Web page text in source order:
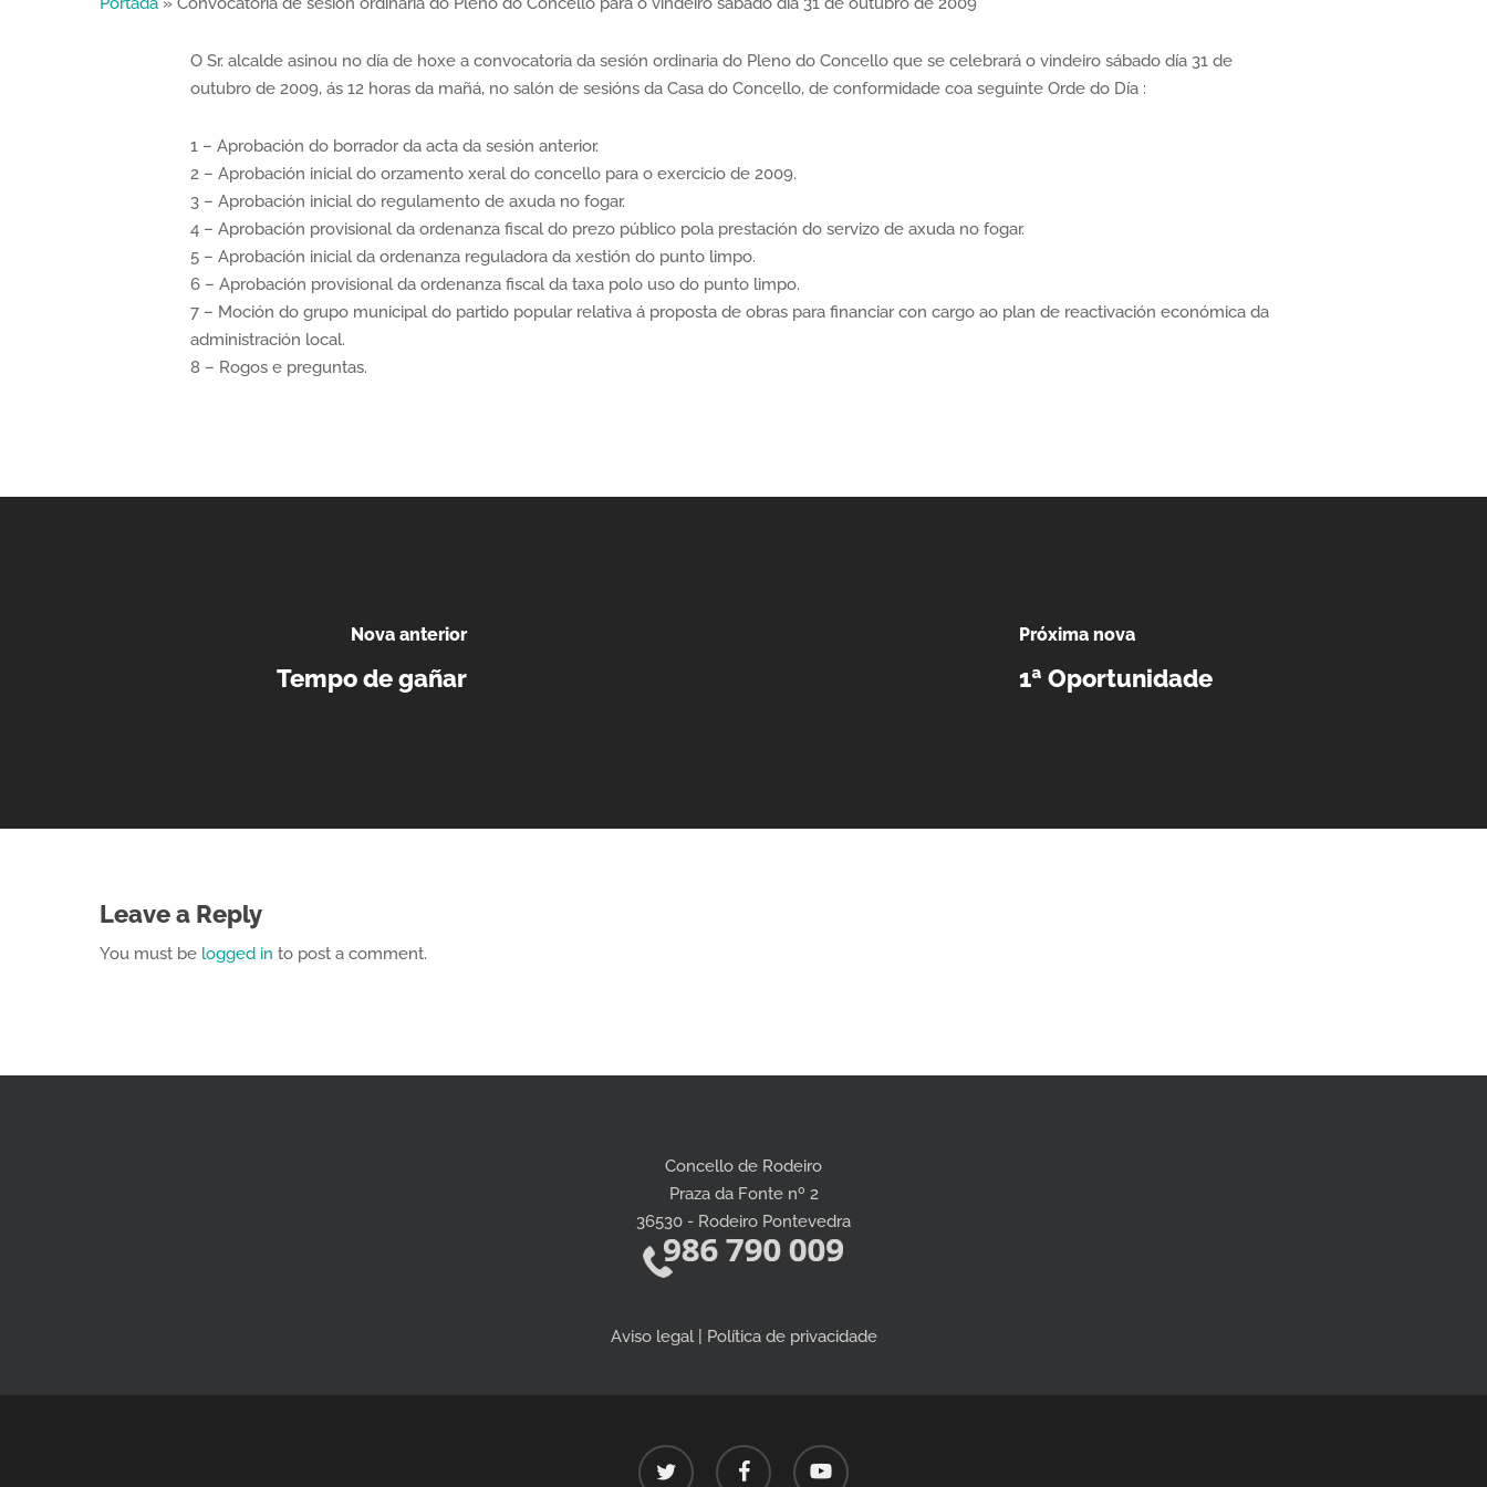
O Sr. alcalde asinou no día de hoxe a convocatoria da sesión ordinaria do Pleno do Concello que se celebrará o vindeiro sábado día 31 de
outubro de 2009, ás 12 horas da mañá, no salón de sesións da Casa do Concello, de conformidade coa seguinte Orde do Día :
1 – Aprobación do borrador da acta da sesión anterior.
2 – Aprobación inicial do orzamento xeral do concello para o exercicio de 2009.
3 – Aprobación inicial do regulamento de axuda no fogar.
4 – Aprobación provisional da ordenanza fiscal do prezo público pola prestación do servizo de axuda no fogar.
5 – Aprobación inicial da ordenanza reguladora da xestión do punto limpo.
6 – Aprobación provisional da ordenanza fiscal da taxa polo uso do punto limpo.
7 – Moción do grupo municipal do partido popular relativa á proposta de obras para financiar con cargo ao plan de reactivación económica da
administración local.
8 – Rogos e preguntas.
Nova anterior
Tempo de gañar
Próxima nova
1ª Oportunidade
Leave a Reply
You must be logged in to post a comment.
Concello de Rodeiro
Praza da Fonte nº 2
36530 - Rodeiro Pontevedra
Aviso legal | Política de privacidade
twitter facebook youtube